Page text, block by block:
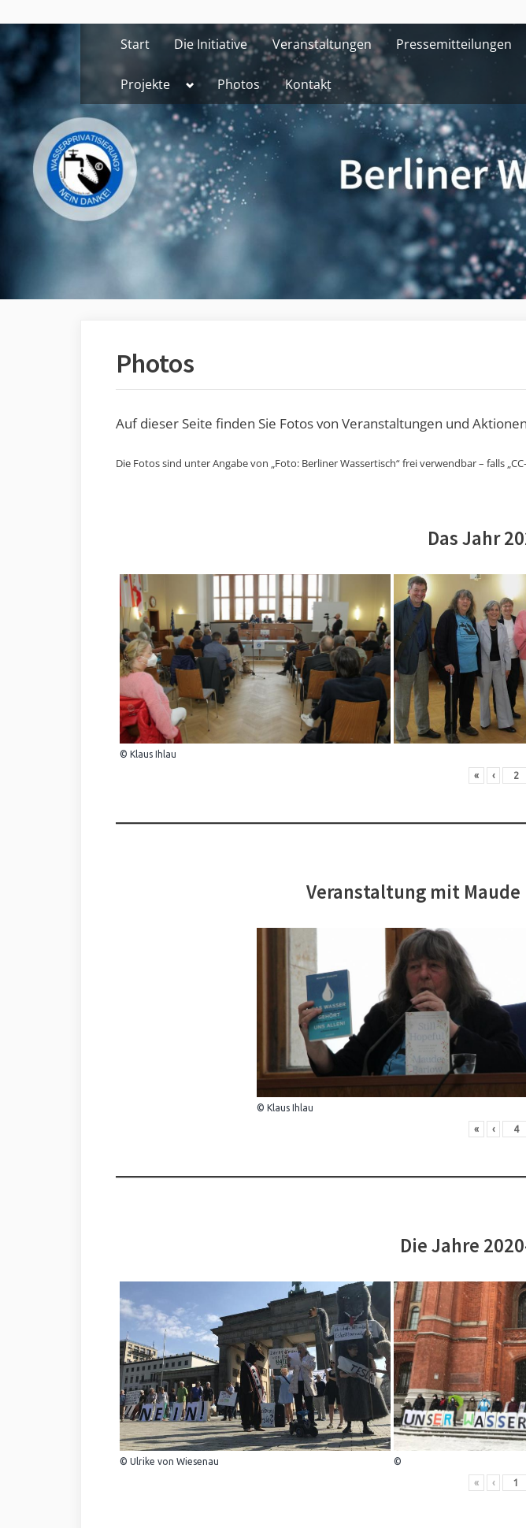
to
content
Start Die Initiative Veranstaltungen Pressemitteilungen
Projekte Toggle
menu
Photos Kontakt
Photos
Auf dieser Seite finden Sie Fotos von Veranstaltungen und
Die Fotos sind unter Angabe von „Foto: Berliner Wassertisch“ frei verwendbar – falls
Das Jahr
© Klaus Ihlau
« ‹
Veranstaltung mit Maude
© Klaus Ihlau
« ‹
Die Jahre
© Ulrike von Wiesenau ©
« ‹